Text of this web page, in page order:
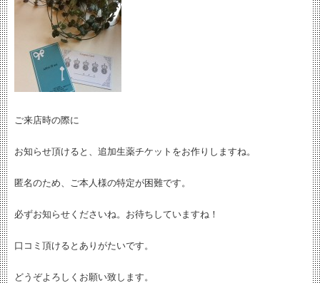
ご来店時の際に
お知らせ頂けると、追加生薬チケットをお作りしますね。
匿名のため、ご本人様の特定が困難です。
必ずお知らせくださいね。お待ちしていますね！
口コミ頂けるとありがたいです。
どうぞよろしくお願い致します。